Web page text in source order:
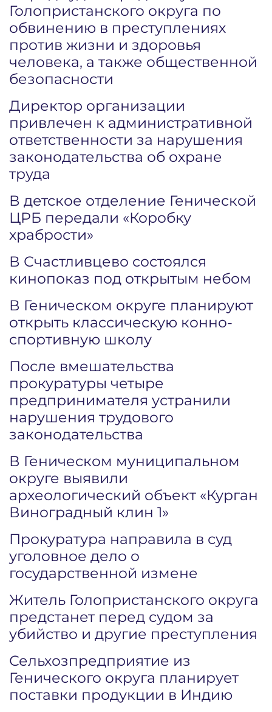
Голопристанского округа по
обвинению в преступлениях
против жизни и здоровья
человека, а также общественной
безопасности
Директор организации
привлечен к административной
ответственности за нарушения
законодательства об охране
труда
В детское отделение Генической
ЦРБ передали «Коробку
храбрости»
В Счастливцево состоялся
кинопоказ под открытым небом
В Геническом округе планируют
открыть классическую конно-
спортивную школу
После вмешательства
прокуратуры четыре
предпринимателя устранили
нарушения трудового
законодательства
В Геническом муниципальном
округе выявили
археологический объект «Курган
Виноградный клин 1»
Прокуратура направила в суд
уголовное дело о
государственной измене
Житель Голопристанского округа
предстанет перед судом за
убийство и другие преступления
Сельхозпредприятие из
Генического округа планирует
поставки продукции в Индию